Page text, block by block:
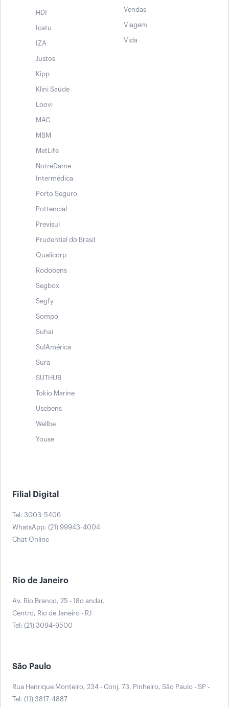
HDI
Icatu
IZA
Justos
Kipp
Klini Saúde
Loovi
MAG
MBM
MetLife
NotreDame
Intermédica
Porto Seguro
Pottencial
Previsul
Prudential do Brasil
Qualicorp
Rodobens
Segbox
Segfy
Sompo
Suhai
SulAmérica
Sura
SUTHUB
Tokio Marine
Usebens
Wellbe
Youse
Vendas
Viagem
Vida
Filial Digital
Tel: 3003-5406
WhatsApp: (21) 99943-4004
Chat Online
Rio de Janeiro
Av. Rio Branco, 25 - 18o andar.
Centro, Rio de Janeiro - RJ
Tel: (21) 3094-9500
São Paulo
Rua Henrique Monteiro, 234 - Conj. 73. Pinheiro, São Paulo - SP -
Tel: (11) 3817-4887